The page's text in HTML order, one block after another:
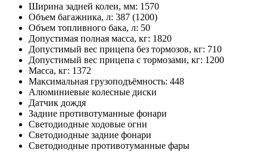
Ширина задней колеи, мм: 1570
Объем багажника, л: 387 (1200)
Объем топливного бака, л: 50
Допустимая полная масса, кг: 1820
Допустимый вес прицепа без тормозов, кг: 710
Допустимый вес прицепа с тормозами, кг: 1200
Масса, кг: 1372
Максимальная грузоподъёмность: 448
Алюминиевые колесные диски
Датчик дождя
Задние противотуманные фонари
Светодиодные ходовые огни
Cветодиодные задние фонари
Светодиодные противотуманные фары